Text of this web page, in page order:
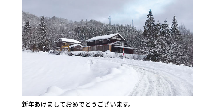
新年あけましておめでとうございます。